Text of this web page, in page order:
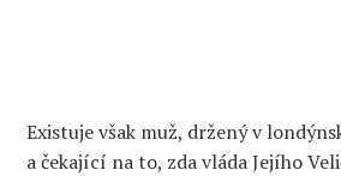
Existujevšak muž, držený vlondýns
a čekající na to, zda vláda JejíhoV